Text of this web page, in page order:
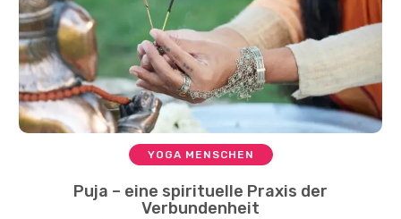
YOGA MENSCHEN
Puja – eine spirituelle Praxis der
Verbundenheit